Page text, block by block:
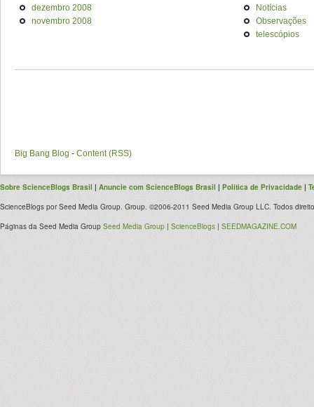
dezembro 2008
novembro 2008
Notícias
Observações
telescópios
Big Bang Blog - Content (RSS)
Sobre ScienceBlogs Brasil | Anuncie com ScienceBlogs Brasil | Política de Privacidade |
ScienceBlogs por Seed Media Group. Group. ©2006-2011 Seed Media Group LLC. Todos
Páginas da Seed Media Group Seed Media Group | ScienceBlogs | SEEDMAGAZINE.COM